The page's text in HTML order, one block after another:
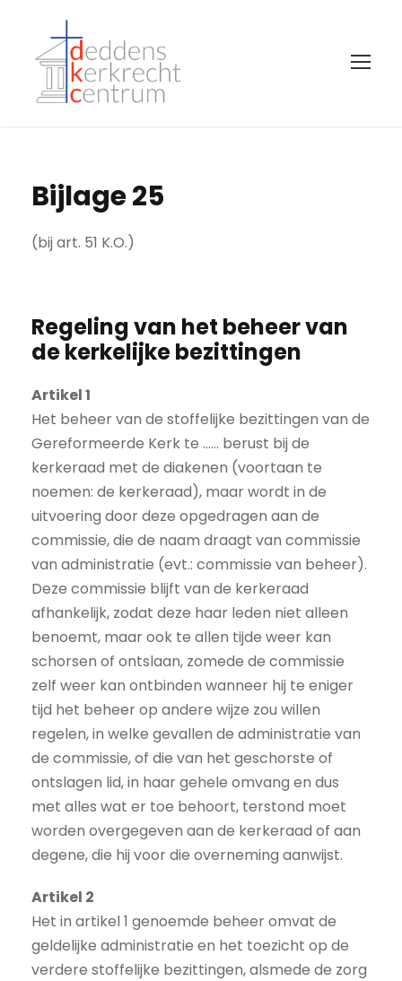
Bijlage 25
(bij art. 51 K.O.)
Regeling van het beheer van
de kerkelijke bezittingen
Artikel 1
Het beheer van de stoffelijke bezittingen van de
Gereformeerde Kerk te …… berust bij de
kerkeraad met de diakenen (voortaan te
noemen: de kerkeraad), maar wordt in de
uitvoering door deze opgedragen aan de
commissie, die de naam draagt van commissie
van administratie (evt.: commissie van beheer).
Deze commissie blijft van de kerkeraad
afhankelijk, zodat deze haar leden niet alleen
benoemt, maar ook te allen tijde weer kan
schorsen of ontslaan, zomede de commissie
zelf weer kan ontbinden wanneer hij te eniger
tijd het beheer op andere wijze zou willen
regelen, in welke gevallen de administratie van
de commissie, of die van het geschorste of
ontslagen lid, in haar gehele omvang en dus
met alles wat er toe behoort, terstond moet
worden overgegeven aan de kerkeraad of aan
degene, die hij voor die overneming aanwijst.
Artikel 2
Het in artikel 1 genoemde beheer omvat de
geldelijke administratie en het toezicht op de
verdere stoffelijke bezittingen, alsmede de zorg